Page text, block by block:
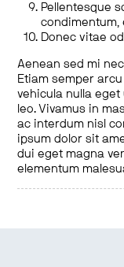
Pellentesque
condimentum,
Donec vitae
Aenean sed mi
Etiam semper
vehicula nulla eget
leo. Vivamus in
ac interdum nisl
ipsum dolor sit
dui eget magna
elementum